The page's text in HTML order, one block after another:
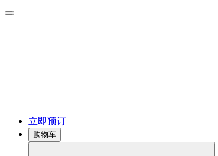
立即预订
购物车